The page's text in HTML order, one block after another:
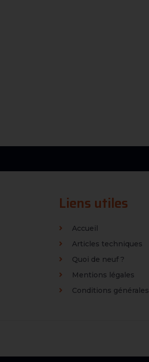
Liens utiles
Accueil
Articles techniques
Quoi de neuf ?
Mentions légales
Conditions générales